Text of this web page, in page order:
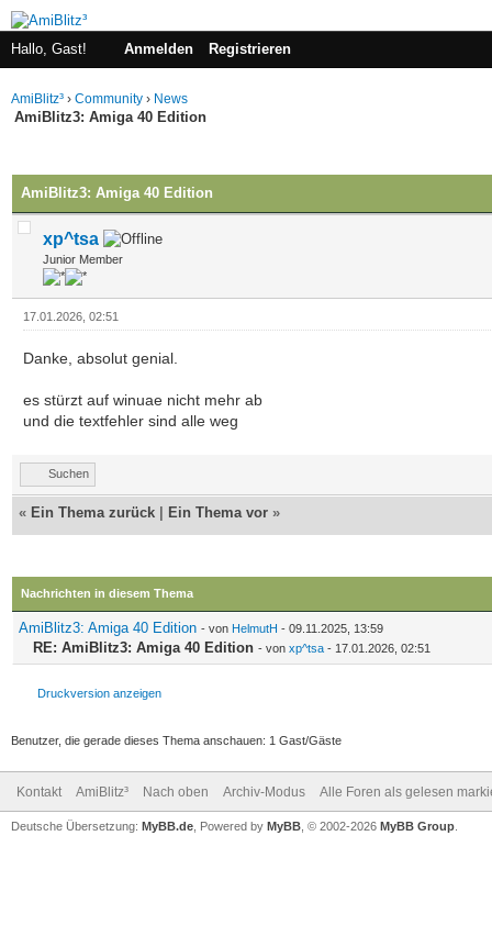
Hallo, Gast! Anmelden Registrieren
AmiBlitz³ › Community › News
AmiBlitz3: Amiga 40 Edition
AmiBlitz3: Amiga 40 Edition
xp^tsa
Junior Member
17.01.2026, 02:51
Danke, absolut genial.
es stürzt auf winuae nicht mehr ab
und die textfehler sind alle weg
Suchen
« Ein Thema zurück Ein Thema vor »
Nachrichten in diesem Thema
AmiBlitz3: Amiga 40 Edition - von HelmutH - 09.11.2025, 13:59
RE: AmiBlitz3: Amiga 40 Edition - von xp^tsa - 17.01.2026, 02:51
Druckversion anzeigen
Benutzer, die gerade dieses Thema anschauen: 1 Gast/Gäste
Kontakt AmiBlitz³ Nach oben Archiv-Modus Alle Foren als gelesen
Deutsche Übersetzung: MyBB.de , Powered by MyBB , © 2002-2026 MyBB Group